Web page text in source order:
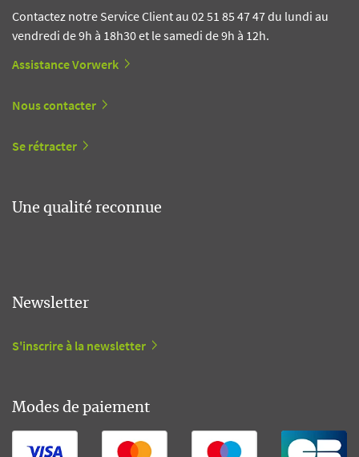
Contactez notre Service Client au 02 51 85 47 47 du lundi au
vendredi de 9h à 18h30 et le samedi de 9h à 12h.
Assistance Vorwerk
Nous contacter
Se rétracter
Une qualité reconnue
Newsletter
S'inscrire à la newsletter
Modes de paiement